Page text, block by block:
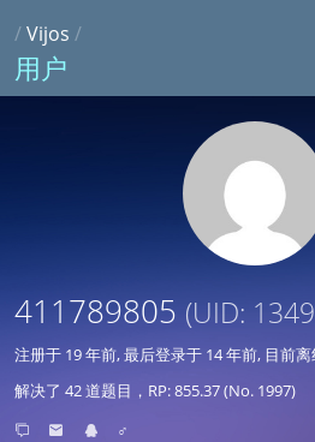
/Vijos /
用户
411789805 (UID:
注册于 19 年前, 最后登录于 14 年前, 目前离
解决了 42 道题目，RP: 855.37 (No. 1997)
♂